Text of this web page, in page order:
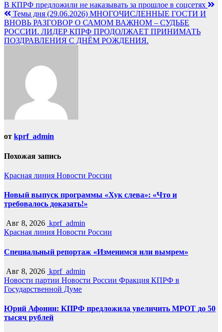
В КПРФ предложили не наказывать за прошлое в соцсетях
Темы дня (29.06.2026) МНОГОЧИСЛЕННЫЕ ГОСТИ И
ВНОВЬ РАЗГОВОР О САМОМ ВАЖНОМ – СУДЬБЕ
РОССИИ. ЛИДЕР КПРФ ПРОДОЛЖАЕТ ПРИНИМАТЬ
ПОЗДРАВЛЕНИЯ С ДНЁМ РОЖДЕНИЯ.
от kprf_admin
Похожая запись
Красная линия Новости России
Новый выпуск программы «Хук слева»: «Что и
требовалось доказать!»
Авг 8, 2026 kprf_admin
Красная линия Новости России
Специальный репортаж «Изменимся или вымрем»
Авг 8, 2026 kprf_admin
Новости партии Новости России Фракция КПРФ в
Государственной Думе
Юрий Афонин: КПРФ предложила увеличить МРОТ до 50
тысяч рублей